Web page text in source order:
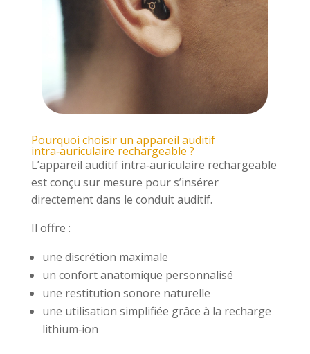
Pourquoi choisir un appareil auditif
intra‑auriculaire rechargeable ?
L’appareil auditif intra‑auriculaire rechargeable
est conçu sur mesure pour s’insérer
directement dans le conduit auditif.
Il offre :
une discrétion maximale
un confort anatomique personnalisé
une restitution sonore naturelle
une utilisation simplifiée grâce à la recharge
lithium‑ion